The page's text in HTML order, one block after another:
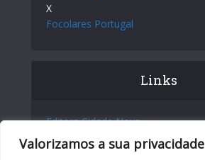
Valorizamos a sua privacidade
X
Focolares Portugal
Links
Editora Cidade Nova
Site Internacional